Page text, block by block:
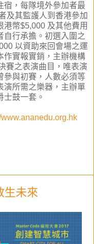
宿，每隊境外參加者最
及其監護人到香港參加
幣$5,000 及其他費用
自行承擔。初選入圍之
以資助來回會場之運
作實報實銷，主辦機構
賽之表演曲目，唯表演
參與初賽，人數必須等
演所需之樂器，主辦單
鼓一套。
www.ananedu.org.hk
生未來